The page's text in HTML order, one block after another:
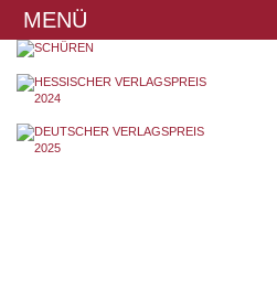
MENÜ